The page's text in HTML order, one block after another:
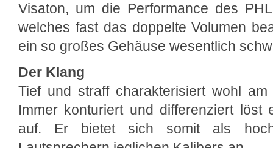
Visaton, um die Performance des
welches fast das doppelte Volumen
ein so großes Gehäuse wesentlich
Der Klang
Tief und straff charakterisiert wohl
Immer konturiert und differenziert löst
auf. Er bietet sich somit als